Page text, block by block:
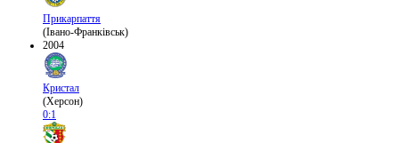
Прикарпаття
(Івано-Франківськ)
2004
Кристал
(Херсон)
0:1